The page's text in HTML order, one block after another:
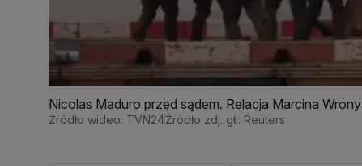
Nicolas Maduro przed sądem. Relacja Marcina Wrony
Źródło wideo: TVN24Źródło zdj. gł.: Reuters